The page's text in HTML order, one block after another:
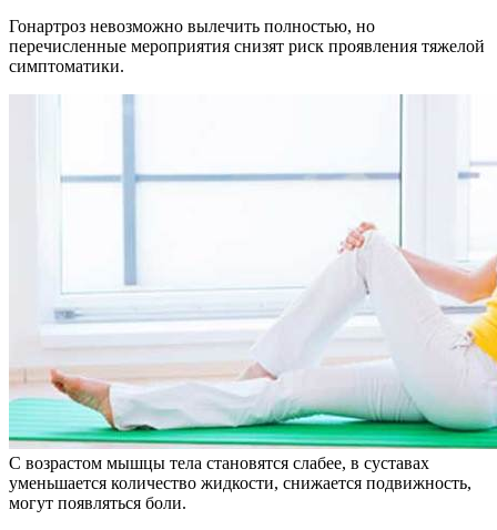
Гонартроз невозможно вылечить полностью, но
перечисленные мероприятия снизят риск проявления тяжелой
симптоматики.
С возрастом мышцы тела становятся слабее, в суставах
уменьшается количество жидкости, снижается подвижность,
могут появляться боли.